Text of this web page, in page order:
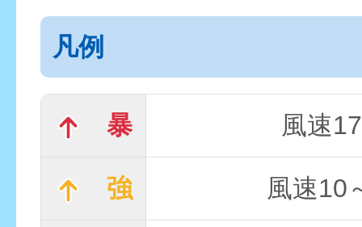
凡例
暴 風速
強 風速10